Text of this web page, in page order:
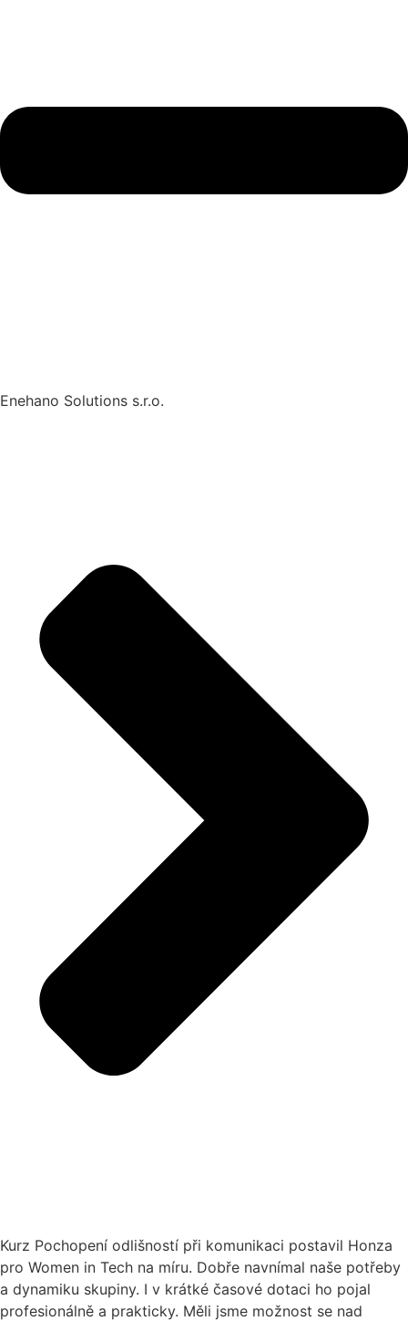
Enehano Solutions s.r.o.
Kurz Pochopení odlišností při komunikaci postavil Honza
pro Women in Tech na míru. Dobře navnímal naše potřeby
a dynamiku skupiny. I v krátké časové dotaci ho pojal
profesionálně a prakticky. Měli jsme možnost se nad